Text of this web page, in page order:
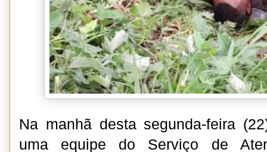
Na manhã desta segunda-feira
uma equipe do Serviço de